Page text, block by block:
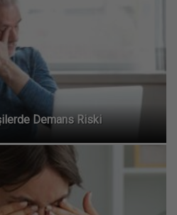
Demans Riski